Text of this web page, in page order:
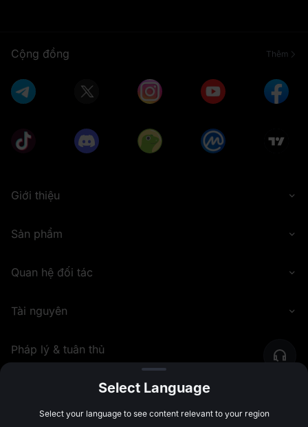
Cộng đồng Thêm
Giới thiệu
Sản phẩm
Quan hệ đối tác
Tài nguyên
Pháp lý & tuân thủ
©2026 MEXC.COM
Select Language
Select your language to see content relevant to your region